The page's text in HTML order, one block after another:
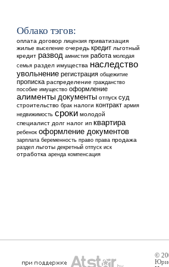
Облако тэгов:
оплата договор лицензия приватизация
жилье выселение очередь кредит льготный
кредит развод амнистия работа молодая
семья раздел имущества наследство
увольнение регистрация общежитие
прописка распределение гражданство
пособие имущество оформление
алименты документы отпуск суд
строительство брак налоги контракт армия
недвижимость сроки молодой
специалист долг налог ип квартира
ребенок оформление документов
зарплата беременность право права продажа
раздел льготы декретный отпуск иск
отработка аренда компенсация
©